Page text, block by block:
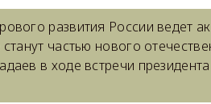
развития России ведет
частью нового
в ходе встречи